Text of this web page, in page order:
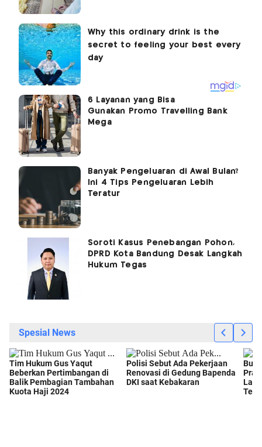
6 Layanan yang Bisa
Gunakan Promo Travelling Bank
Mega
Banyak Pengeluaran di Awal Bulan?
Ini 4 Tips Pengeluaran Lebih
Teratur
Soroti Kasus Penebangan Pohon,
DPRD Kota Bandung Desak Langkah
Hukum Tegas